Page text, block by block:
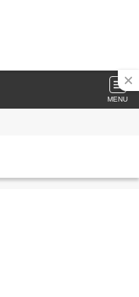
MENU